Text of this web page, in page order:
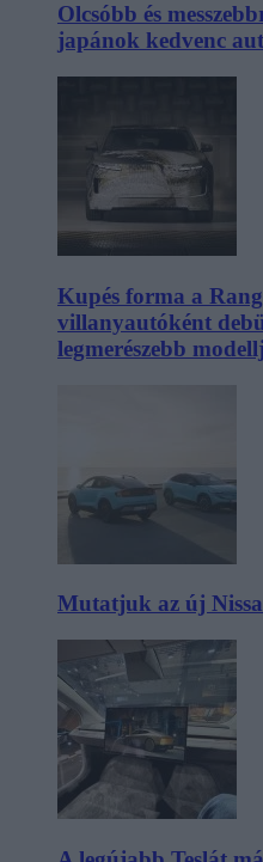
Olcsóbb és
japánok kedvenc
Kupés forma a
villanyautóként
legmerészebb
Mutatjuk az új